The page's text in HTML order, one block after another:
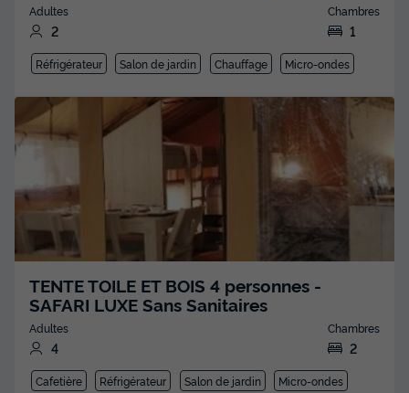
Adultes
2
Chambres
1
Réfrigérateur Salon de jardin Chauffage Micro-ondes
TENTE TOILE ET BOIS 4 personnes -
SAFARI LUXE Sans Sanitaires
Adultes
4
Chambres
2
Cafetière Réfrigérateur Salon de jardin
Micro-ondes